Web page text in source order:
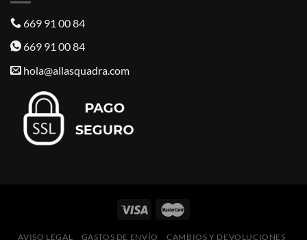
669 91 00 84
669 91 00 84
hola@allasquadra.com
AVISO LEGAL GASTOS DE ENVÍO CAMBIOS Y DEVOLUCIONES